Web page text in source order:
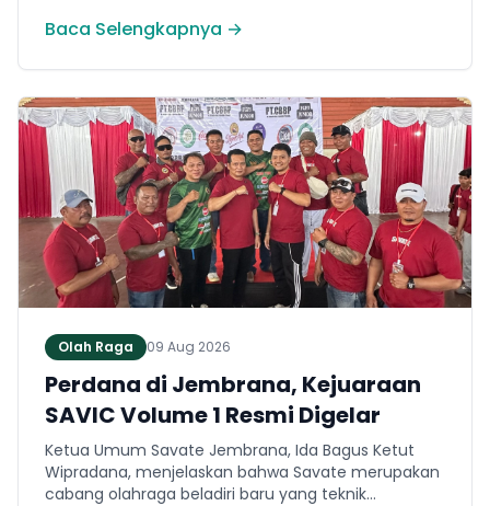
13 orang peserta. Menjahit Pakaian dengan Mesin
16 orang peserta.
Baca Selengkapnya →
Olah Raga 09 Aug 2026
Perdana di Jembrana, Kejuaraan
SAVIC Volume 1 Resmi Digelar
Ketua Umum Savate Jembrana, Ida Bagus Ketut
Wipradana, menjelaskan bahwa Savate merupakan
cabang olahraga beladiri baru yang teknik